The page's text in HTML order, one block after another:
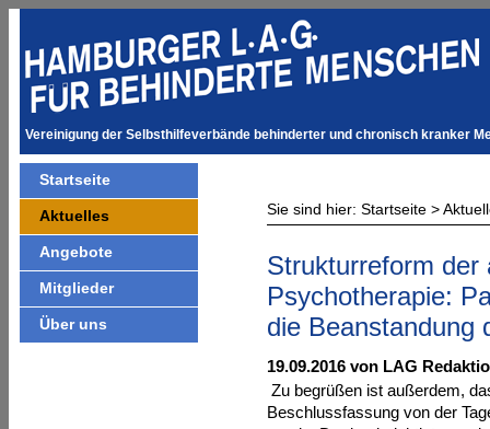
Vereinigung der Selbsthilfeverbände behinderter und chronisch kranker
Startseite
Aktuelles
Angebote
Mitglieder
Über uns
Sie sind hier:Startseite >
Strukturreform der
Psychotherapie:
die Beanstandung
19.09.2016 von LAG
Zu begrüßen ist außerdem,
Beschlussfassung von der